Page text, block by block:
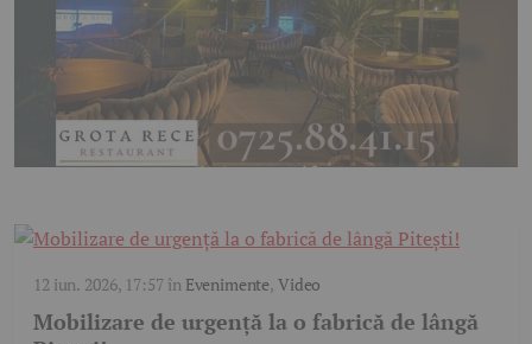
12 iun. 2026, 17:57în Evenimente,Video
Mobilizare de urgență la o fabrică de lângă